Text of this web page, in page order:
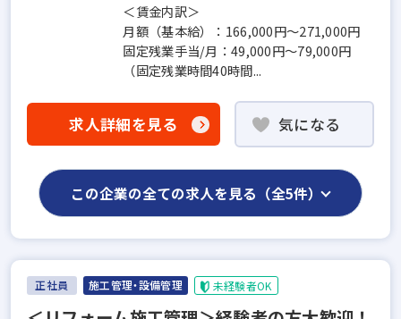
＜賃金内訳＞
月額（基本給）：166,000円～271,000円
固定残業手当/月：49,000円～79,000円
（固定残業時間40時間...
求人詳細を見る 気になる
この企業の全ての求人を見る（全5件）
正社員 施工管理・設備管理 未経験者OK